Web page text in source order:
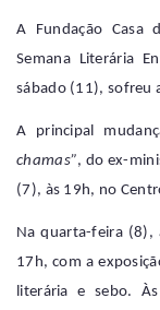
A Fundação Casa
Semana Literária
sábado (11), sofreu
A principal
chamas”, do ex-
(7), às 19h, no
Na quarta-feira (8),
17h, com a
literária e sebo.